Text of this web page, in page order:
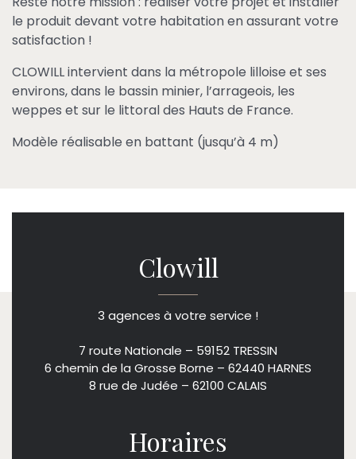
le produit devant votre habitation en assurant votre
satisfaction !
CLOWILL intervient dans la métropole lilloise et ses
environs, dans le bassin minier, l’arrageois, les
weppes et sur le littoral des Hauts de France.
Modèle réalisable en battant (jusqu’à 4 m)
Clowill
3 agences à votre service !
7 route Nationale – 59152 TRESSIN
6 chemin de la Grosse Borne – 62440 HARNES
8 rue de Judée – 62100 CALAIS
Horaires